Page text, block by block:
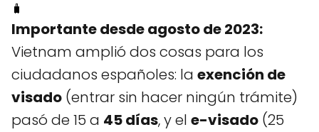
🧳
Importante desde agosto de 2023:
Vietnam amplió dos cosas para los
ciudadanos españoles: la exención de
visado (entrar sin hacer ningún trámite)
pasó de 15 a 45 días, y el e-visado (25